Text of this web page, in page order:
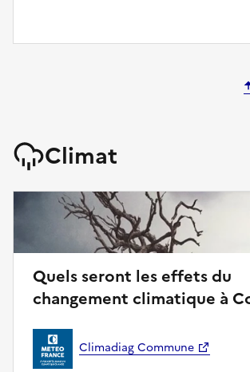
Climat
Quels seront les effets du
changement climatique à
Climadiag Commune